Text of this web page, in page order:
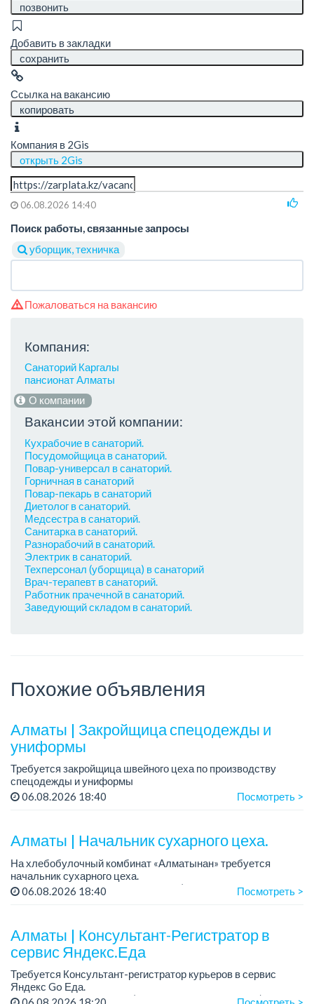
позвонить
Добавить в закладки
сохранить
Ссылка на вакансию
копировать
Компания в 2Gis
открыть 2Gis
06.08.2026 14:40
Поиск работы, связанные запросы
уборщик, техничка
Пожаловаться на вакансию
Компания:
Санаторий Каргалы
пансионат Алматы
О компании
Вакансии этой компании:
Кухрабочие в санаторий.
Посудомойщица в санаторий.
Повар-универсал в санаторий.
Горничная в санаторий
Повар-пекарь в санаторий
Диетолог в санаторий.
Медсестра в санаторий.
Санитарка в санаторий.
Разнорабочий в санаторий.
Электрик в санаторий.
Техперсонал (уборщица) в санаторий
Врач-терапевт в санаторий.
Работник прачечной в санаторий.
Заведующий складом в санаторий.
Похожие объявления
Алматы | Закройщица спецодежды и
униформы
Требуется закройщица швейного цеха по производству
спецодежды и униформы
Рабочий день с 9:00 до 18:00
06.08.2026 18:40 Посмотреть >
Алматы | Начальник сухарного цеха.
На хлебобулочный комбинат «Алматынан» требуется
начальник сухарного цеха.
Зарплата: от 300 000 тенге на руки (обсуждается на
Требования: оп...
06.08.2026 18:40 Посмотреть >
Алматы | Консультант-Регистратор в
сервис Яндекс.Еда
Требуется Консультант-регистратор курьеров в сервис
Яндекс Go Еда.
Условия: работа в офисе (Абылай хана - Макатаева).